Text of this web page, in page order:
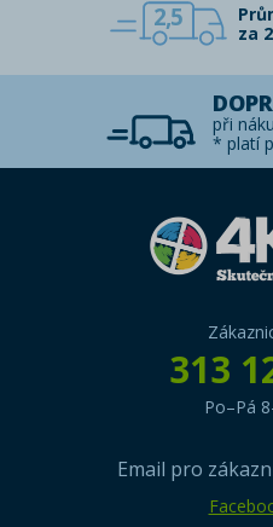
2,5
za
při
* platí
313
Po–Pá
Email pro